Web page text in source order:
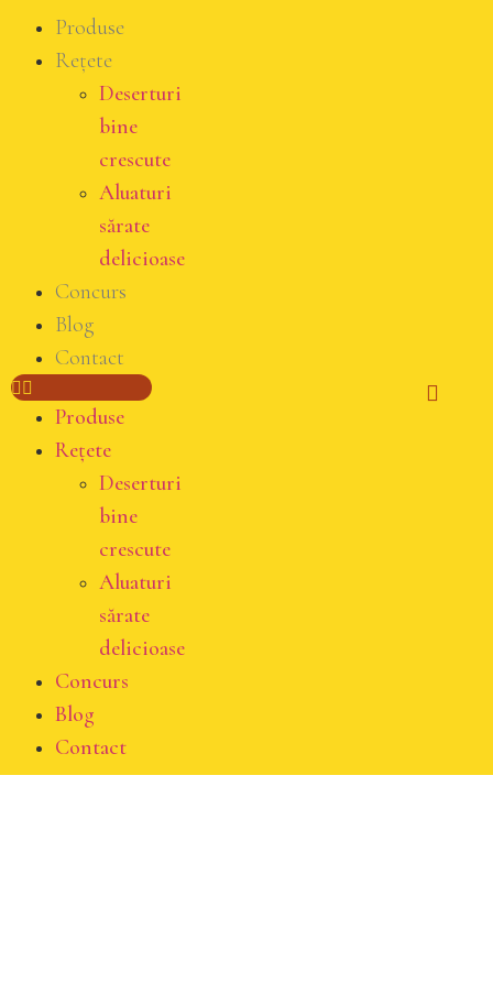
Produse
Rețete
Deserturi
bine
crescute
Aluaturi
sărate
delicioase
Concurs
Blog
Contact
Produse
Rețete
Deserturi
bine
crescute
Aluaturi
sărate
delicioase
Concurs
Blog
Contact